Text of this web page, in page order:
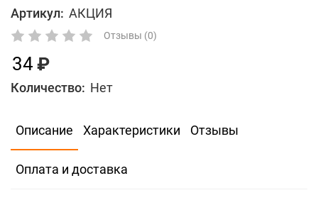
Артикул: АКЦИЯ
Отзывы (0)
34
Количество: Нет
34
Количество: Нет
Описание Характеристики Отзывы
Оплата и доставка